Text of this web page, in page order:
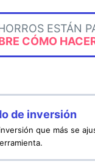
ESTÁN
CÓMO
de inversión
que más se